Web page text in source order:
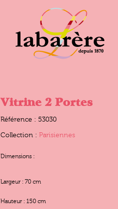
Vitrine 2 Portes
Référence : 53030
Collection : Parisiennes
Dimensions :
Largeur : 70 cm
Hauteur : 150 cm